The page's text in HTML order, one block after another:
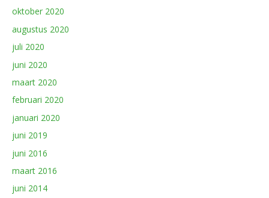
oktober 2020
augustus 2020
juli 2020
juni 2020
maart 2020
februari 2020
januari 2020
juni 2019
juni 2016
maart 2016
juni 2014